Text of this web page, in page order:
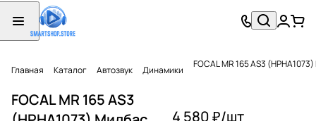
Главная Каталог Автозвук Динамики FOCAL MR 165 AS3
FOCAL MR 165 AS3
4 580 ₽/шт